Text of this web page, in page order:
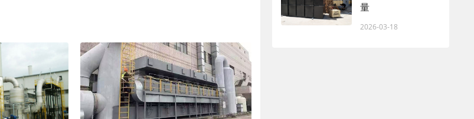
量
2026-03-18